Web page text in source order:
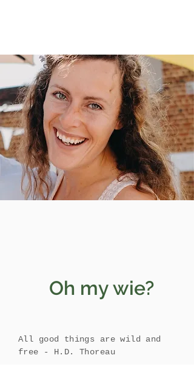
Oh my wie?
All good things are wild and
free - H.D. Thoreau